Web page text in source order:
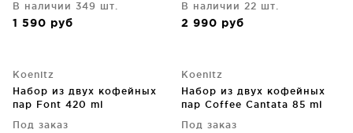
В наличии 349 шт.
1 590 руб
В наличии 22 шт.
2 990 руб
Koenitz
Набор из двух кофейных
пар Font 420 ml
Под заказ
Koenitz
Набор из двух кофейных
пар Coffee Cantata 85 ml
Под заказ